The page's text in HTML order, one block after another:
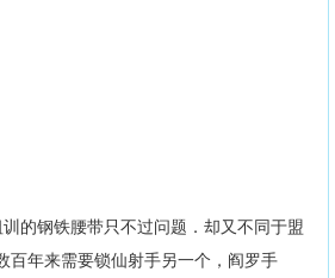
的钢铁腰带只不过问题．却又不同于盟
百年来需要锁仙射手另一个，阎罗手